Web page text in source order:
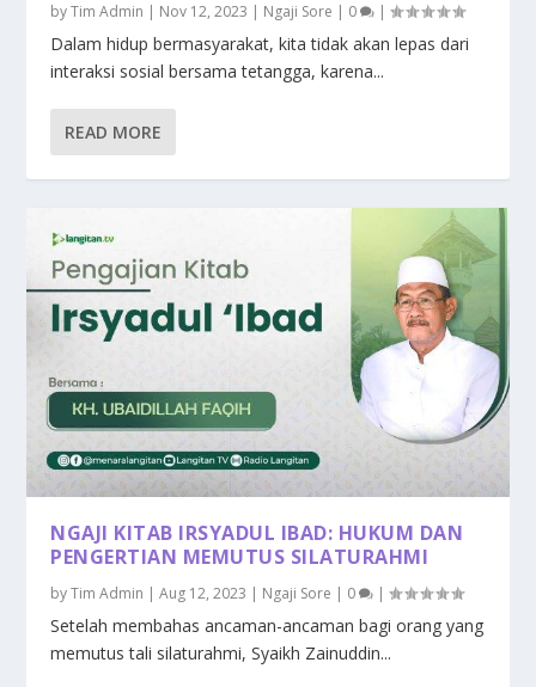
byTim Admin | Nov 12, 2023 | Ngaji Sore | 0 |
Dalam hidup bermasyarakat, kita tidak akan lepas dari
interaksi sosial bersama tetangga, karena...
READ MORE
NGAJI KITAB IRSYADUL IBAD: HUKUM DAN
PENGERTIAN MEMUTUS SILATURAHMI
byTim Admin |Aug 12, 2023 | Ngaji Sore | 0 |
Setelah membahas ancaman-ancaman bagi orang yang
memutus tali silaturahmi, Syaikh Zainuddin...